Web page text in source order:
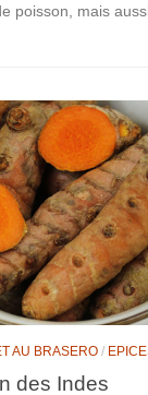
poisson, mais
AU BRASERO /
des Indes